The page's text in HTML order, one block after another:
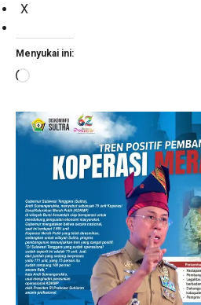
X
Menyukai ini:
Memuat...